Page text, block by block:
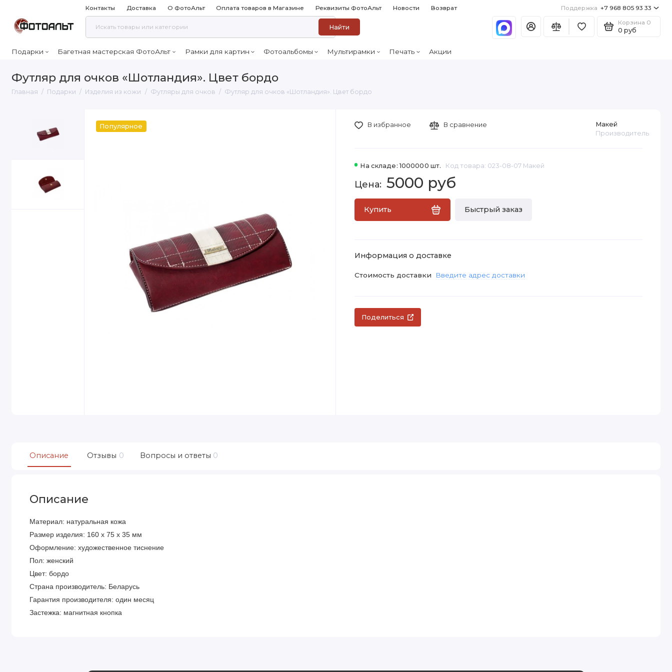
Контакты Доставка О ФотоАльт Оплата товаров в Магазине Реквизиты ФотоАльт Новости Возврат Поддержка +7 968 805 93 33
Найти
Корзина 0
0 руб
Подарки Багетная мастерская ФотоАльт Рамки для картин Фотоальбомы Мультирамки Печать Акции
Футляр для очков «Шотландия». Цвет бордо
Главная Подарки Изделия из кожи Футляры для очков Футляр для очков «Шотландия». Цвет бордо
Популярное
На складе: 1000000 шт. Код товара: 023-08-07 Макей
Макей
Производитель
5000 руб
Купить Быстрый заказ
В избранное В сравнение
Информация о доставке
Стоимость доставки Введите адрес доставки
Поделиться
Описание Отзывы 0 Вопросы и ответы 0
Описание
Материал: натуральная кожа
Размер изделия: 160 х 75 х 35 мм
Оформление: художественное тиснение
Пол: женский
Цвет: бордо
Страна производитель: Беларусь
Гарантия производителя: один месяц
Застежка: магнитная кнопка